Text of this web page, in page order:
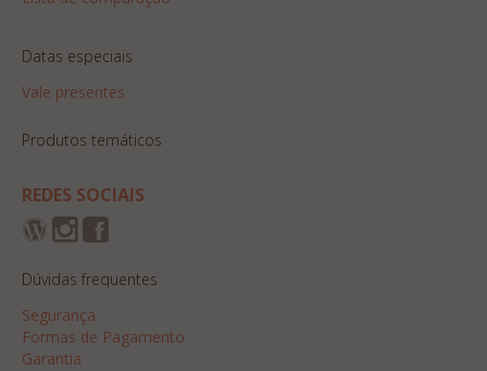
Datas especiais
Vale presentes
Produtos temáticos
REDES SOCIAIS
Dúvidas frequentes
Segurança
Formas de Pagamento
Garantia